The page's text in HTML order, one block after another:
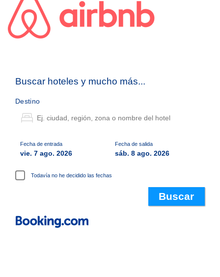
Buscar hoteles y mucho más...
Destino
Fecha de entrada
vie. 7 ago. 2026
Fecha de salida
sáb. 8 ago. 2026
Todavía no he decidido las fechas